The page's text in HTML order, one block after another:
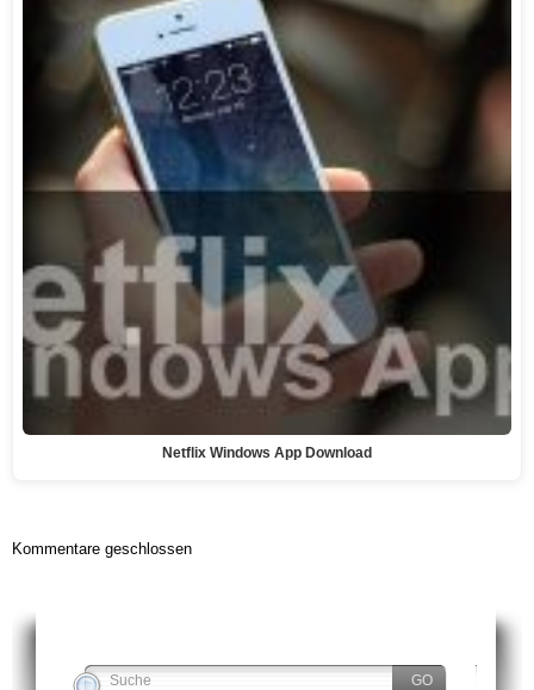
Netflix Windows App Download
Kommentare geschlossen